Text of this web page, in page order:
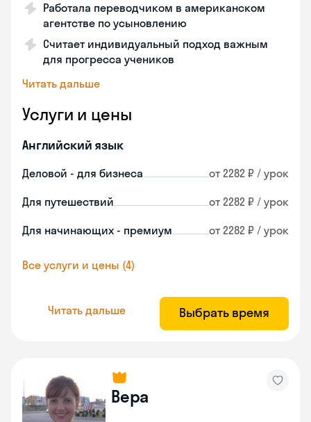
Работала переводчиком в американском
агентстве по усыновлению
Считает индивидуальный подход важным
для прогресса учеников
Читать дальше
Услуги и цены
Английский язык
Деловой - для бизнеса от 2282 ₽ / урок
Для путешествий от 2282 ₽ / урок
Для начинающих - премиум от 2282 ₽ / урок
Все услуги и цены (4)
Читать дальше Выбрать время
Вера